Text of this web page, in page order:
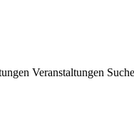
Veranstaltungen